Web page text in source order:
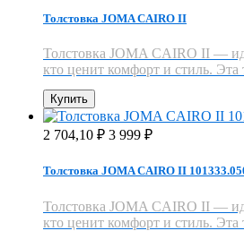
Толстовка JOMA CAIRO II
Толстовка JOMA CAIRO II —
кто ценит комфорт и стиль. Эта
Купить
2 704,10 ₽ 3 999 ₽
Толстовка JOMA CAIRO II
Толстовка JOMA CAIRO II —
кто ценит комфорт и стиль. Эта